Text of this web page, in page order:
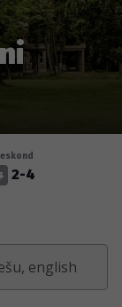
2-4
english